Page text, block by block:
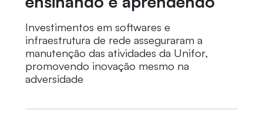
Investimentos em softwares e
infraestrutura de rede asseguraram a
manutenção das atividades da Unifor,
promovendo inovação mesmo na
adversidade